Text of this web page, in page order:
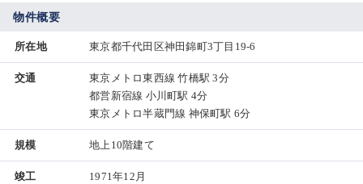
物件概要
所在地 東京都千代田区神田錦町3丁目19-6
交通
東京メトロ東西線 竹橋駅 3分
都営新宿線 小川町駅 4分
東京メトロ半蔵門線 神保町駅 6分
規模 地上10階建て
竣工 1971年12月